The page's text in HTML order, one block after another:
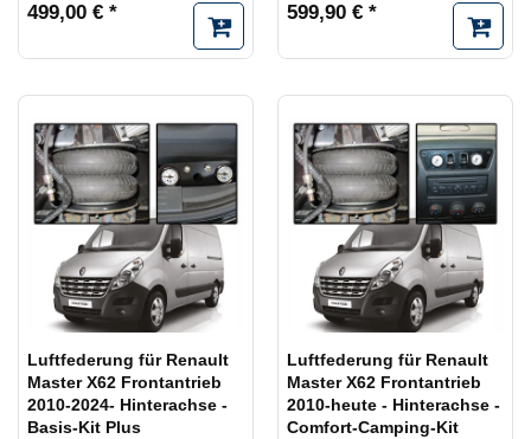
499,00 € * 599,90 € *
Luftfederung für Renault
Master X62 Frontantrieb
2010-2024- Hinterachse -
Basis-Kit Plus
Luftfederung für Renault
Master X62 Frontantrieb
2010-heute - Hinterachse -
Comfort-Camping-Kit